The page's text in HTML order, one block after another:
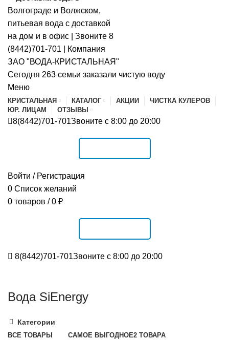
Сегодня 263 семьи заказали чистую воду
Меню
КРИСТАЛЬНАЯ КАТАЛОГ АКЦИИ
ЧИСТКА КУЛЕРОВ
ЮР. ЛИЦАМ
ОТЗЫВЫ
8(8442)701-701Звоните с 8:00 до 20:00
Войти / Регистрация
0 Список желаний
0 товаров / 0 ₽
8(8442)701-701Звоните с 8:00 до 20:00
Вода SiEnergy
Категории
ВСЕ ТОВАРЫ САМОЕ ВЫГОДНОЕ2 ТОВАРА